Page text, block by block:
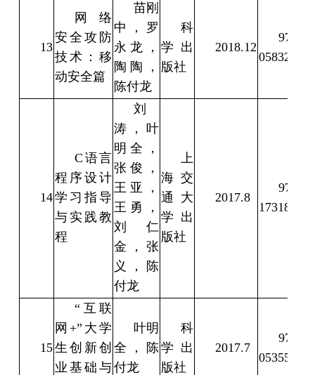
13
网络
安全攻防
技术：移
动安全篇
苗刚
中，罗
永龙，
陶陶，
陈付龙
科
学出
版社
2018.12
978-7-
058327-7
14
C语言
程序设计
学习指导
与实践教
程
刘
涛，叶
明全，
张俊，
王亚，
王勇，
刘仁
金，张
义，陈
付龙
上
海交
通大
学出
版社
2017.8
978-7-
17318-8
15
“互联
网+”大学
生创新创
业基础与
叶明
全，陈
付龙
科
学出
版社
2017.7
978-7-
053554-2